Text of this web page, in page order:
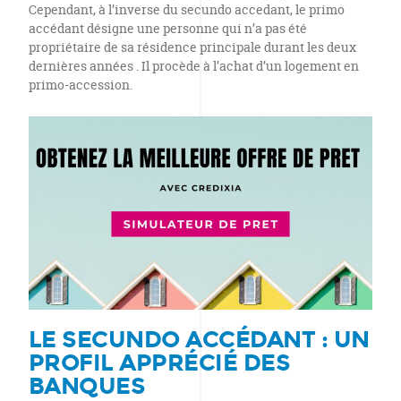
Cependant, à l’inverse du secundo accedant, le primo
accédant désigne une personne qui n’a pas été
propriétaire de sa résidence principale durant les deux
dernières années . Il procède à l’achat d’un logement en
primo-accession.
LE SECUNDO ACCÉDANT : UN
PROFIL APPRÉCIÉ DES
BANQUES